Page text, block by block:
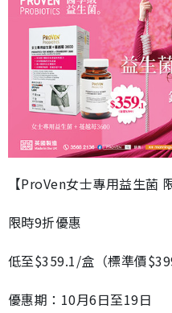
【ProVen女士專用益生菌
限時9折優惠
低至$359.1/盒（標準價
優惠期：10月6日至19日